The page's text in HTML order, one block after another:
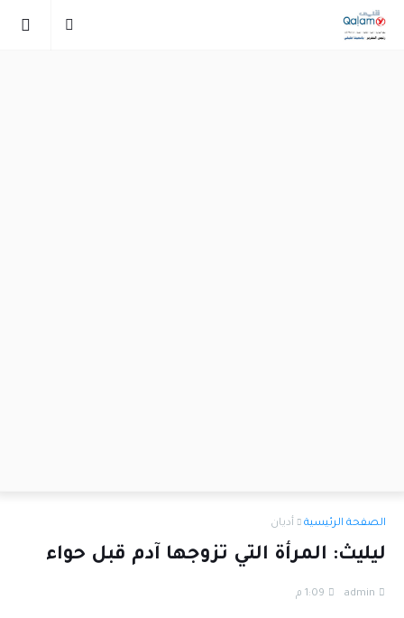
الصفحة الرئيسية أديان
ليليث: المرأة التي تزوجها آدم قبل حواء
admin 1:09 م